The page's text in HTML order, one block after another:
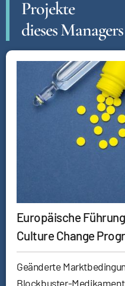
Projekte
dieses Managers
Europäische
Culture Change
Geänderte
Blockbuster-